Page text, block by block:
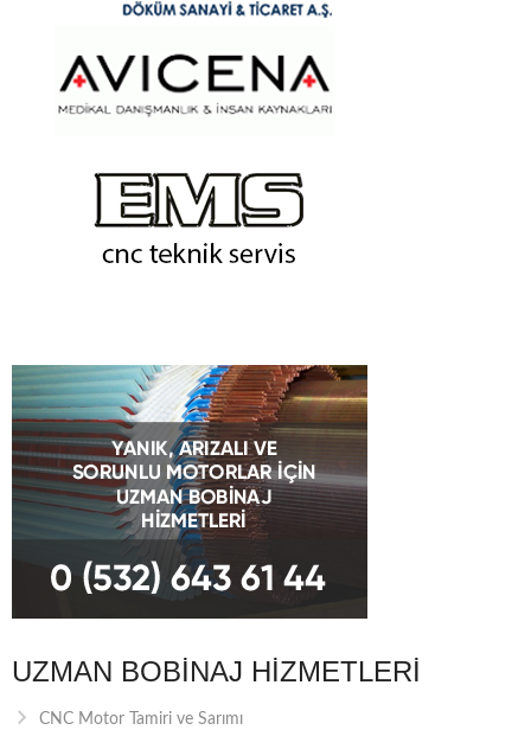
UZMAN BOBINAJ HIZMETLERI
CNC Motor Tamiri ve Sarımı